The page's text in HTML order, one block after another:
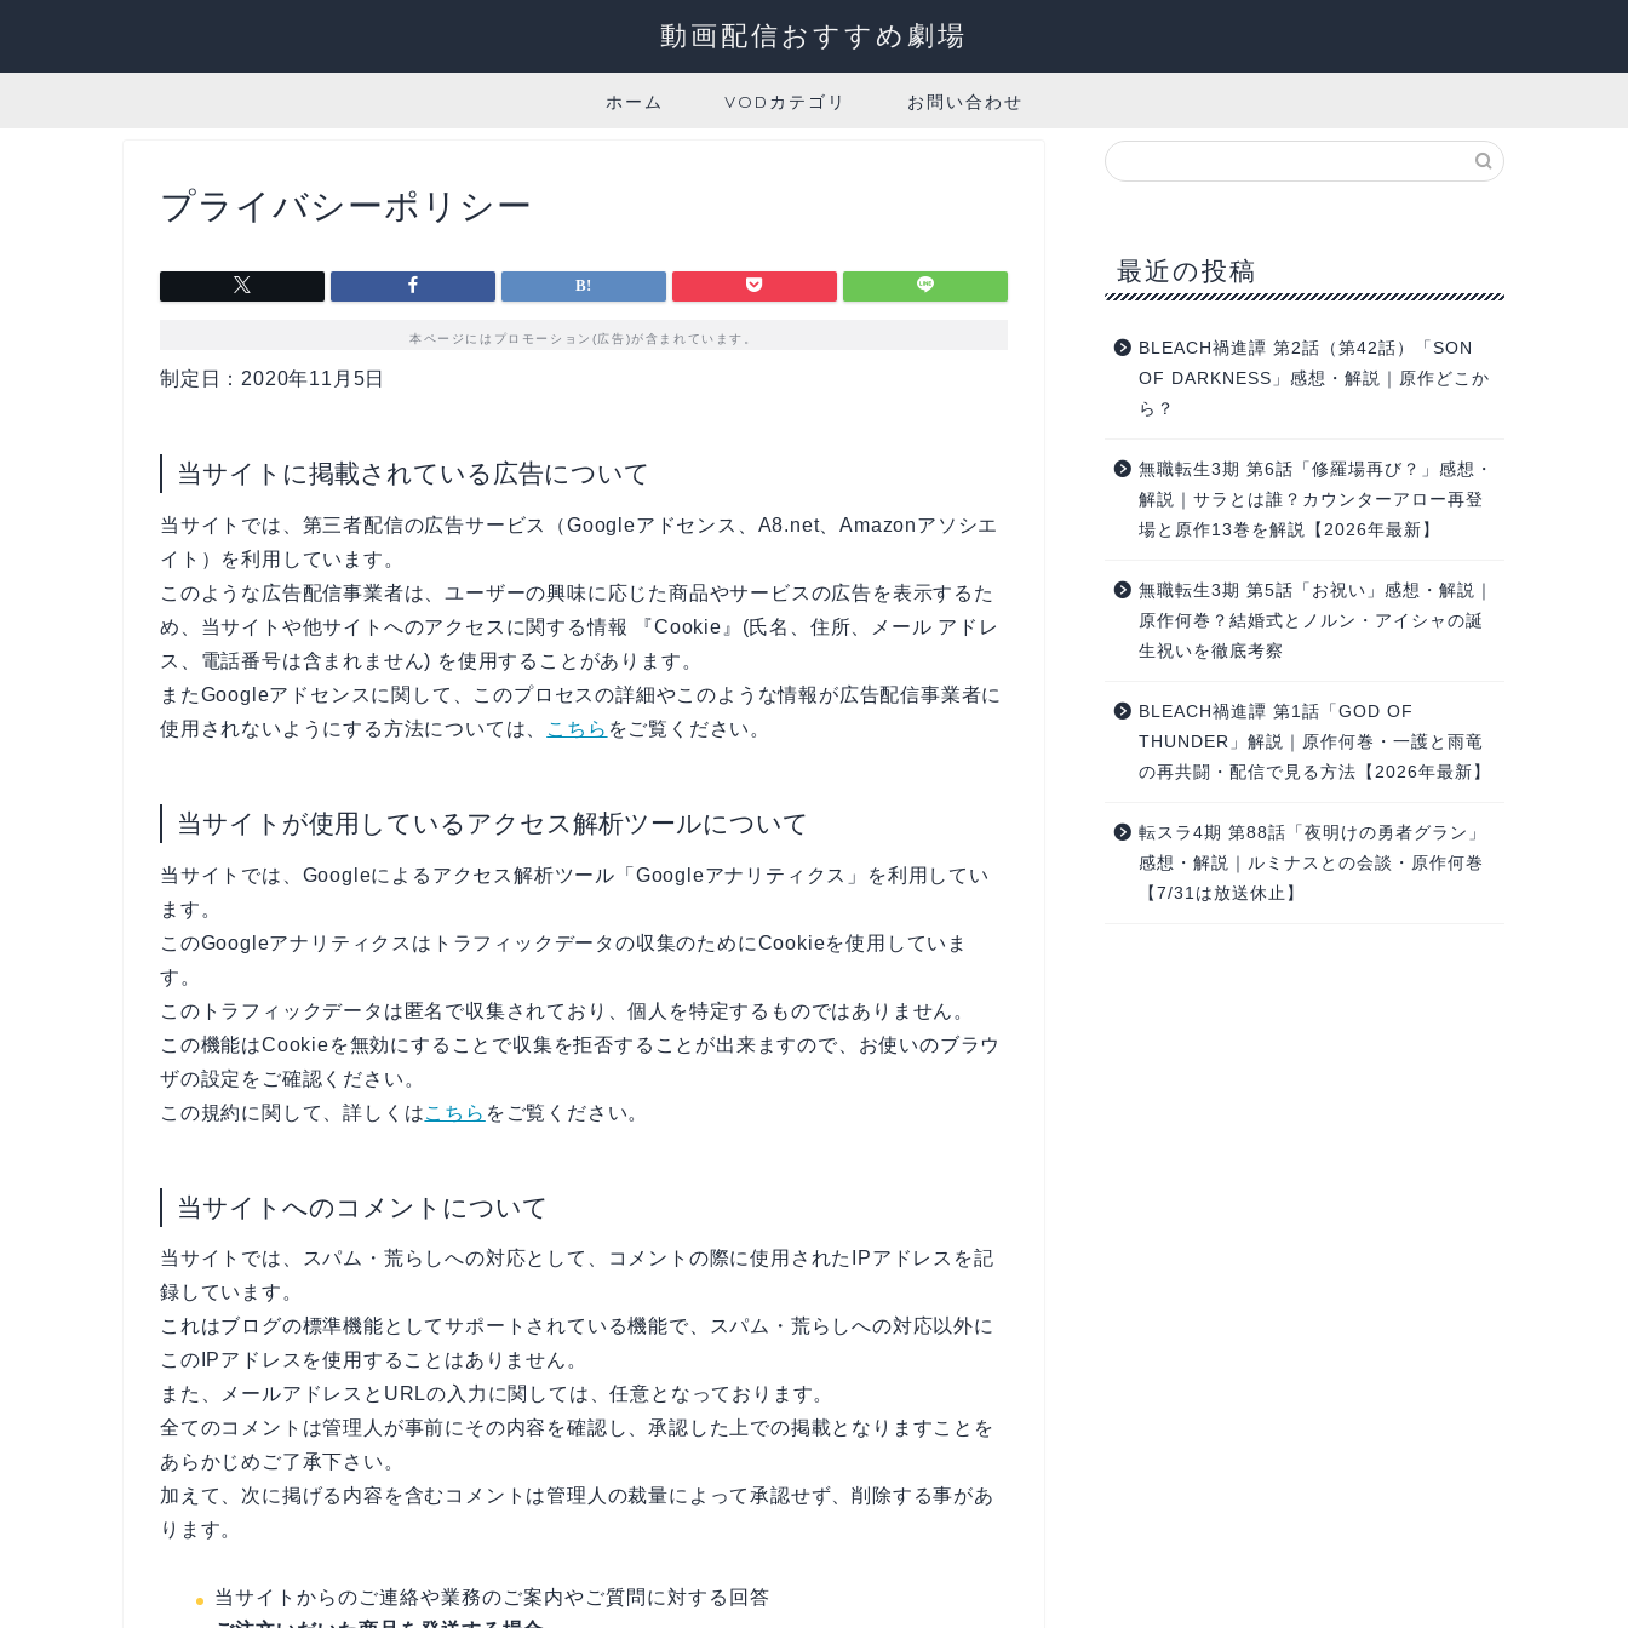
動画配信おすすめ劇場
ホーム VODカテゴリ お問い合わせ
プライバシーポリシー
本ページにはプロモーション(広告)が含まれています。
制定日：2020年11月5日
当サイトに掲載されている広告について
当サイトでは、第三者配信の広告サービス（Googleアドセンス、A8.net、Amazonアソシエ
イト）を利用しています。
このような広告配信事業者は、ユーザーの興味に応じた商品やサービスの広告を表示するた
め、当サイトや他サイトへのアクセスに関する情報 『Cookie』(氏名、住所、メール アドレ
ス、電話番号は含まれません) を使用することがあります。
またGoogleアドセンスに関して、このプロセスの詳細やこのような情報が広告配信事業者に
使用されないようにする方法については、
こちら をご覧ください。
当サイトが使用しているアクセス解析ツールについて
当サイトでは、Googleによるアクセス解析ツール「Googleアナリティクス」を利用してい
ます。
このGoogleアナリティクスはトラフィックデータの収集のためにCookieを使用していま
す。
このトラフィックデータは匿名で収集されており、個人を特定するものではありません。
この機能はCookieを無効にすることで収集を拒否することが出来ますので、お使いのブラウ
ザの設定をご確認ください。
この規約に関して、詳しくはこちら をご覧ください。
当サイトへのコメントについて
当サイトでは、スパム・荒らしへの対応として、コメントの際に使用されたIPアドレスを記
録しています。
これはブログの標準機能としてサポートされている機能で、スパム・荒らしへの対応以外に
このIPアドレスを使用することはありません。
また、メールアドレスとURLの入力に関しては、任意となっております。
全てのコメントは管理人が事前にその内容を確認し、承認した上での掲載となりますことを
あらかじめご了承下さい。
加えて、次に掲げる内容を含むコメントは管理人の裁量によって承認せず、削除する事があ
ります。
当サイトからのご連絡や業務のご案内やご質問に対する回答
最近の投稿
BLEACH禍進譚 第2話（第42話）「SON
OF DARKNESS」感想・解説｜原作どこか
ら？
無職転生3期 第6話「修羅場再び？」感想・
解説｜サラとは誰？カウンターアロー再登
場と原作13巻を解説【2026年最新】
無職転生3期 第5話「お祝い」感想・解説｜
原作何巻？結婚式とノルン・アイシャの誕
生祝いを徹底考察
BLEACH禍進譚 第1話「GOD OF
THUNDER」解説｜原作何巻・一護と雨竜
の再共闘・配信で見る方法【2026年最新】
転スラ4期 第88話「夜明けの勇者グラン」
感想・解説｜ルミナスとの会談・原作何巻
【7/31は放送休止】